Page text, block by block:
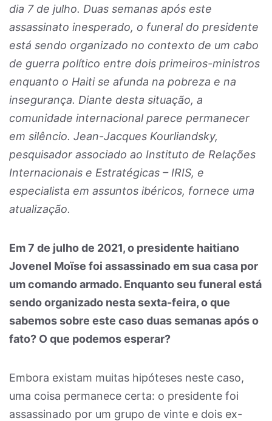
dia 7 de julho. Duas semanas após este
assassinato inesperado, o funeral do presidente
está sendo organizado no contexto de um cabo
de guerra político entre dois primeiros-ministros
enquanto o Haiti se afunda na pobreza e na
insegurança. Diante desta situação, a
comunidade internacional parece permanecer
em silêncio. Jean-Jacques Kourliandsky,
pesquisador associado ao Instituto de Relações
Internacionais e Estratégicas – IRIS, e
especialista em assuntos ibéricos, fornece uma
atualização.
Em 7 de julho de 2021, o presidente haitiano
Jovenel Moïse foi assassinado em sua casa por
um comando armado. Enquanto seu funeral está
sendo organizado nesta sexta-feira, o que
sabemos sobre este caso duas semanas após o
fato? O que podemos esperar?
Embora existam muitas hipóteses neste caso,
uma coisa permanece certa: o presidente foi
assassinado por um grupo de vinte e dois ex-